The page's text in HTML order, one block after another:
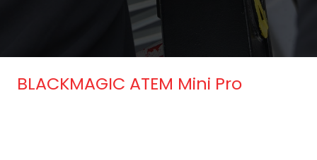
BLACKMAGIC ATEM Mini Pro